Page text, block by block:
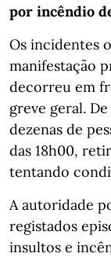
por incêndio
Os incidentes
manifestação
decorreu em
greve geral.
dezenas de
das 18h00,
tentando
A autoridade
registados
insultos e